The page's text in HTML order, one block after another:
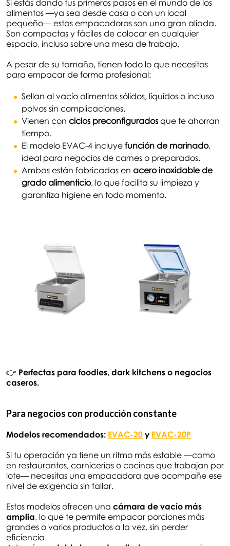
Si estás dando tus primeros pasos en el mundo de los
alimentos —ya sea desde casa o con un local
pequeño— estas empacadoras son una gran aliada.
Son compactas y fáciles de colocar en cualquier
espacio, incluso sobre una mesa de trabajo.
A pesar de su tamaño, tienen todo lo que necesitas
para empacar de forma profesional:
Sellan al vacío alimentos sólidos, líquidos o incluso
polvos sin complicaciones.
Vienen con ciclos preconfiguradosque te ahorran
tiempo.
El modelo EVAC-4 incluye función de marinado,
ideal para negocios de carnes o preparados.
Ambas están fabricadas en acero inoxidable de
grado alimenticio, lo que facilita su limpieza y
garantiza higiene en todo momento.
👉 Perfectas para foodies, dark kitchens o negocios
caseros.
Para negocios con producción constante
Modelos recomendados: EVAC-20 y EVAC-20P
Si tu operación ya tiene un ritmo más estable —como
en restaurantes, carnicerías o cocinas que trabajan por
lote— necesitas una empacadora que acompañe ese
nivel de exigencia sin fallar.
Estos modelos ofrecen una cámara de vacío más
amplia, lo que te permite empacar porciones más
grandes o varios productos a la vez, sin perder
eficiencia.